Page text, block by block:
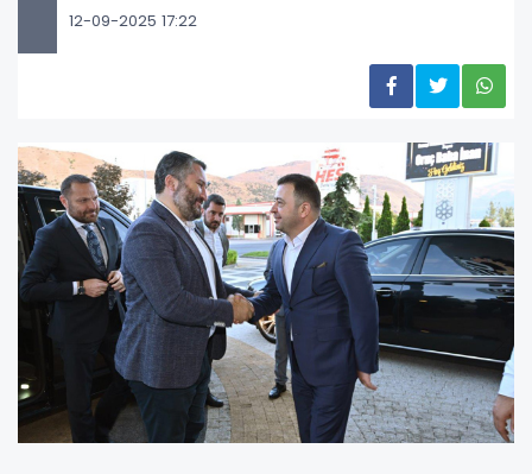
12-09-2025 17:22